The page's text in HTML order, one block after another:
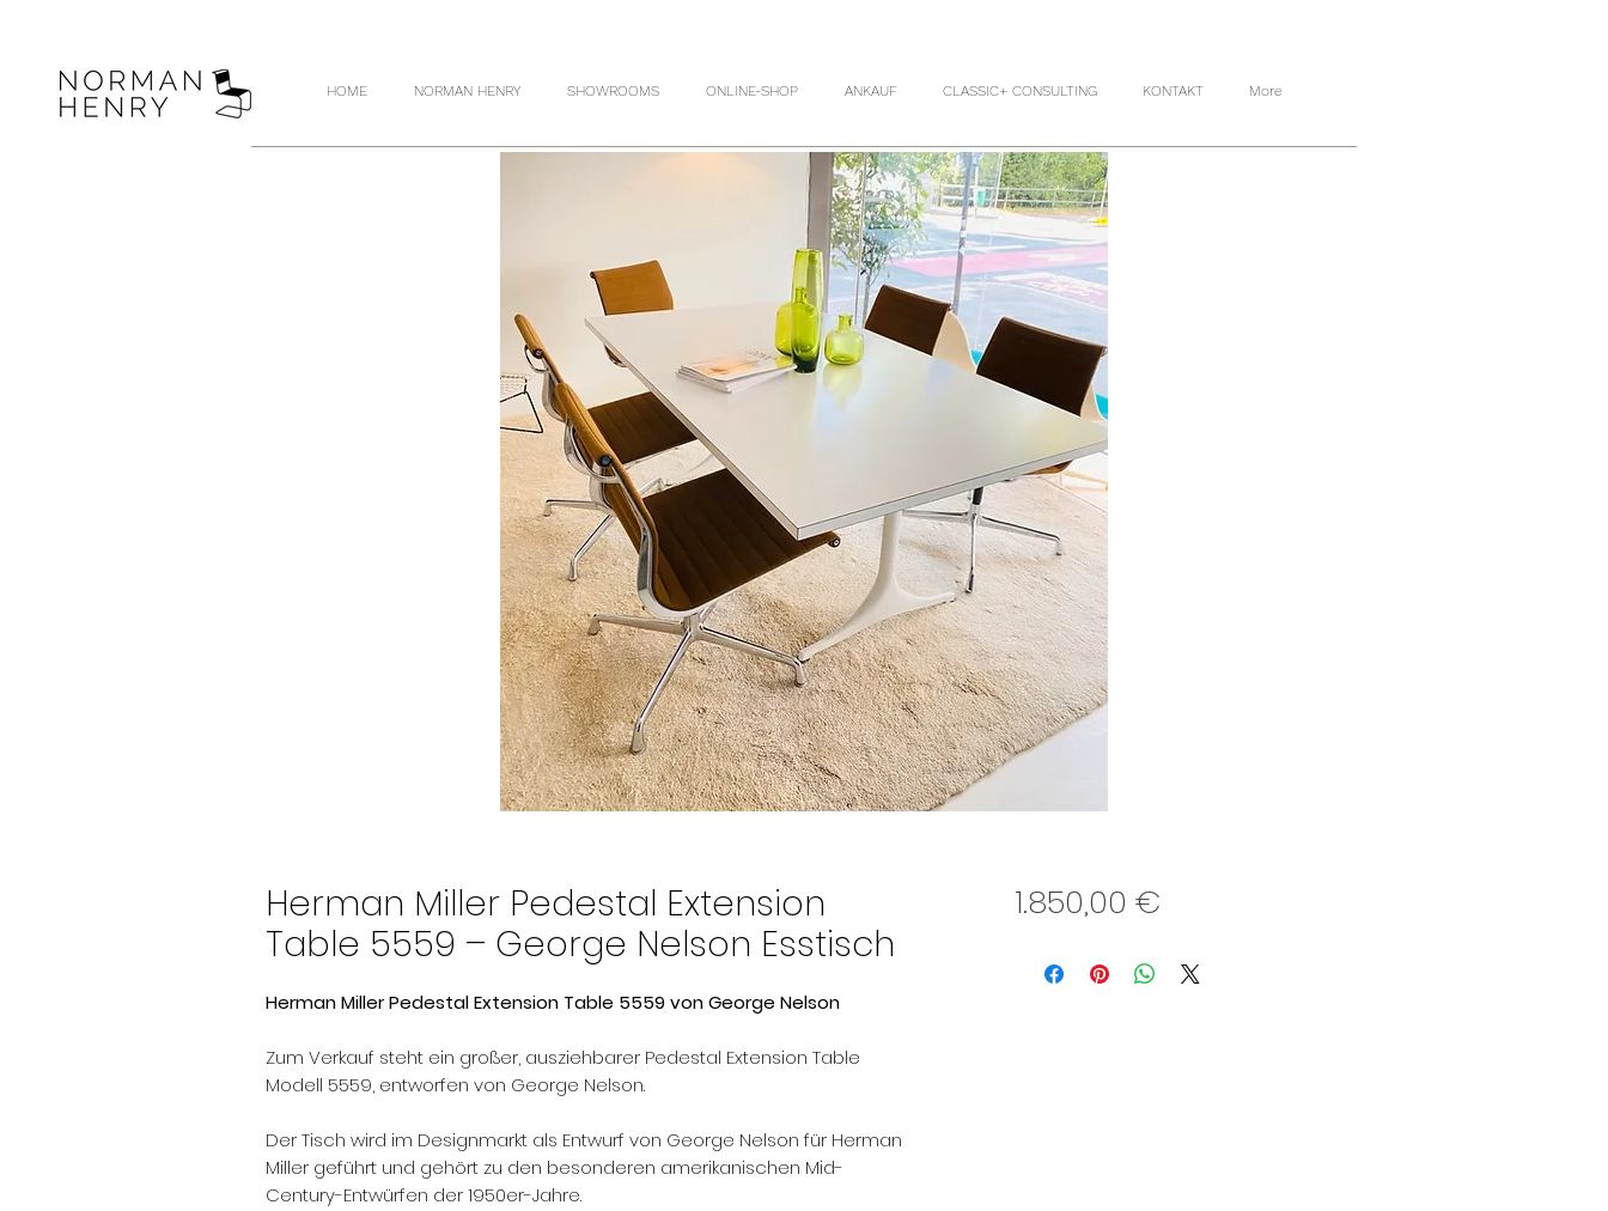
HOME NORMAN HENRY SHOWROOMS ONLINE-SHOP ANKAUF CLASSIC+ CONSULTING KONTAKT More
Herman Miller Pedestal Extension
Table 5559 – George Nelson Esstisch
Herman Miller Pedestal Extension Table 5559 von George Nelson
Zum Verkauf steht ein großer, ausziehbarer Pedestal Extension Table
Modell 5559, entworfen von George Nelson.
Der Tisch wird im Designmarkt als Entwurf von George Nelson für Herman
Miller geführt und gehört zu den besonderen amerikanischen Mid-
Century-Entwürfen der 1950er-Jahre.
1.850,00 €Preis